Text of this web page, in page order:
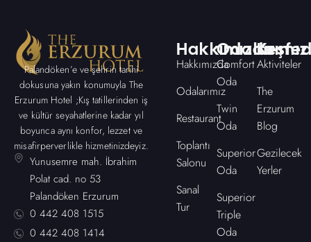
Palandöken’e ve şehrin tarihi
dokusuna yakın konumuyla The
Erzurum Hotel ;Kış tatillerinden iş
ve kültür seyahatlerine kadar yıl
boyunca aynı konfor, lezzet ve
misafirperverlikle hizmetinizdeyiz.
Yunusemre mah. İbrahim
Polat cad. no 53
Palandöken Erzurum
0 442 408 1515
0 442 408 1414
Hakkımızda
Hakkımızda
Odalarımız
Restaurant
Toplantı
Salonu
Sanal
Tur
Odalarımız
Comfort
Oda
Twin
Oda
Superior
Oda
Superior
Triple
Oda
Aktiviteler
The
Erzurum
Blog
Gezilecek
Yerler